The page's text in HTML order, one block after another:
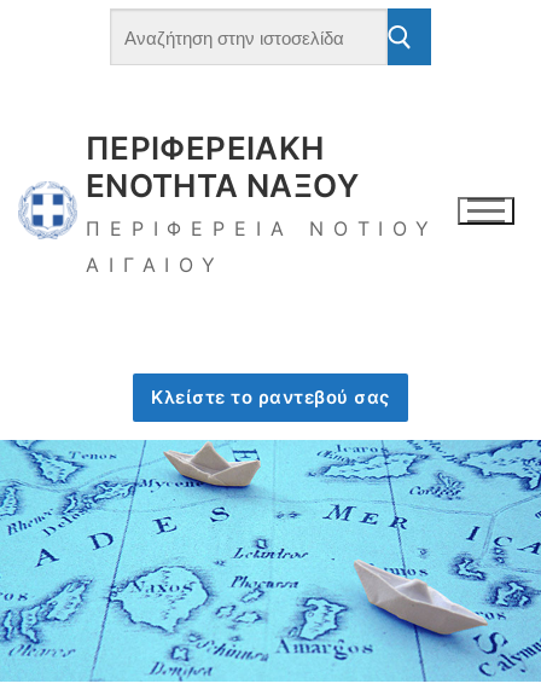
ΠΕΡΙΦΕΡΕΙΑΚΗ
ΕΝΟΤΗΤΑ ΝΑΞΟΥ
ΠΕΡΙΦΕΡΕΙΑ ΝΟΤΙΟΥ
ΑΙΓΑΙΟΥ
Κλείστε το ραντεβού σας